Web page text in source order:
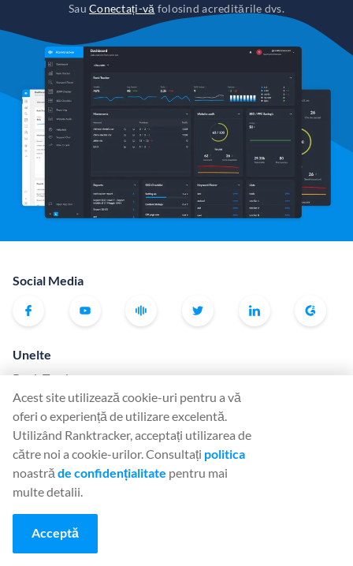
SauConectați-vă folosind acreditările dvs.
Social Media
Unelte
Rank Tracker
Keyword Finder
SERP Checker
Web Audit
Backlink Checker
Lista de verificare SEO
AI Article Writer
Acest site utilizează cookie-uri pentru a vă
oferi o experiență de utilizare excelentă.
Utilizând Ranktracker, acceptați utilizarea de
către noi a cookie-urilor. Consultați politica
noastră de confidențialitate pentru mai
multe detalii.
Acceptă